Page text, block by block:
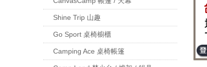
Shine Trip 山趣
Go Sport 桌椅櫥櫃
Camping Ace 桌椅帳篷